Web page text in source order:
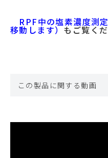
RPF中の塩素濃度測
移動します）もご覧く
この製品に関する動画